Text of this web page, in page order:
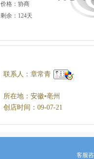
价格：协商
剩余：124天
联系人：章常青
所在地：安徽•亳州
创店时间：09-07-21
客服